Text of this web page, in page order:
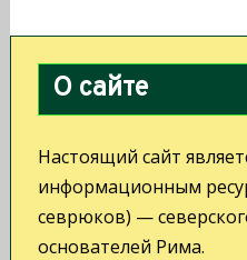
и
г
а
ц
и
я
О сайте
Настоящий сайт
информационным
севрюков) —
основателей Рима.